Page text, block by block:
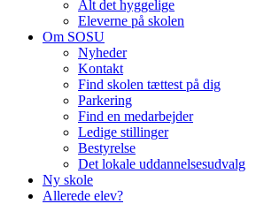
Alt det hyggelige
Eleverne på skolen
Om SOSU
Nyheder
Kontakt
Find skolen tættest på dig
Parkering
Find en medarbejder
Ledige stillinger
Bestyrelse
Det lokale uddannelsesudvalg
Ny skole
Allerede elev?